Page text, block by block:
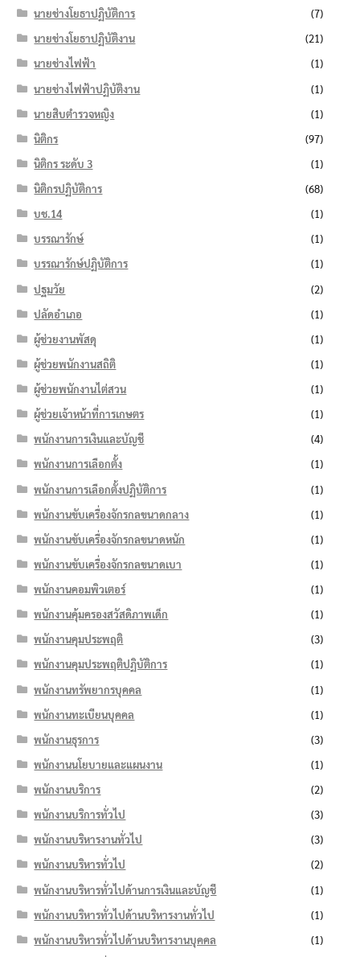
นายช่างโยธาปฏิบัติการ
(7)
นายช่างโยธาปฏิบัติงาน
(21)
นายช่างไฟฟ้า
(1)
นายช่างไฟฟ้าปฏิบัติงาน
(1)
นายสิบตำรวจหญิง
(1)
นิติกร
(97)
นิติกร ระดับ 3
(1)
นิติกรปฏิบัติการ
(68)
บช.14
(1)
บรรณารักษ์
(1)
บรรณารักษ์ปฏิบัติการ
(1)
ปฐมวัย
(2)
ปลัดอำเภอ
(1)
ผู้ช่วยงานพัสดุ
(1)
ผู้ช่วยพนักงานสถิติ
(1)
ผู้ช่วยพนักงานไต่สวน
(1)
ผู้ช่วยเจ้าหน้าที่การเกษตร
(1)
พนักงานการเงินและบัญชี
(4)
พนักงานการเลือกตั้ง
(1)
พนักงานการเลือกตั้งปฏิบัติการ
(1)
พนักงานขับเครื่องจักรกลขนาดกลาง
(1)
พนักงานขับเครื่องจักรกลขนาดหนัก
(1)
พนักงานขับเครื่องจักรกลขนาดเบา
(1)
พนักงานคอมพิวเตอร์
(1)
พนักงานคุ้มครองสวัสดิภาพเด็ก
(1)
พนักงานคุมประพฤติ
(3)
พนักงานคุมประพฤติปฏิบัติการ
(1)
พนักงานทรัพยากรบุคคล
(1)
พนักงานทะเบียนบุคคล
(1)
พนักงานธุรการ
(3)
พนักงานนโยบายและแผนงาน
(1)
พนักงานบริการ
(2)
พนักงานบริการทั่วไป
(3)
พนักงานบริหารงานทั่วไป
(3)
พนักงานบริหารทั่วไป
(2)
พนักงานบริหารทั่วไปด้านการเงินและบัญชี
(1)
พนักงานบริหารทั่วไปด้านบริหารงานทั่วไป
(1)
พนักงานบริหารทั่วไปด้านบริหารงานบุคคล
(1)